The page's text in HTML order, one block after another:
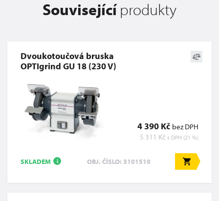
Souvisejícíprodukty
Dvoukotoučová bruska
OPTIgrind GU 18 (230 V)
4 390 Kč bez DPH
5 311 Kč s DPH (21 %)
SKLADEM i OBJ. ČÍSLO: 3101510